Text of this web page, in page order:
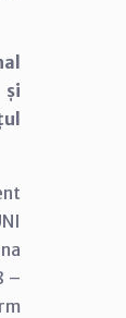
și
–